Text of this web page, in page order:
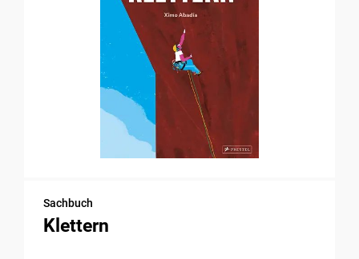
Sachbuch
Klettern